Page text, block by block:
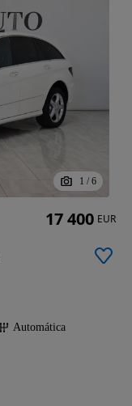
1 / 6
Automática
17 400 EUR